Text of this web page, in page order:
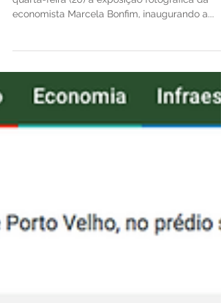
Com o tema ‘Amazônia Negra’, foi aberta nesta